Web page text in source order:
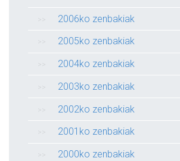
2006ko zenbakiak
2005ko zenbakiak
2004ko zenbakiak
2003ko zenbakiak
2002ko zenbakiak
2001ko zenbakiak
2000ko zenbakiak